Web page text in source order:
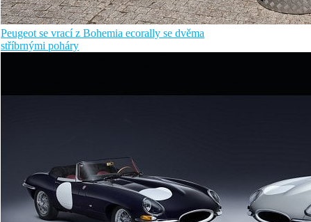
Peugeot se vrací z Bohemia ecorally se dvěma
stříbrnými poháry